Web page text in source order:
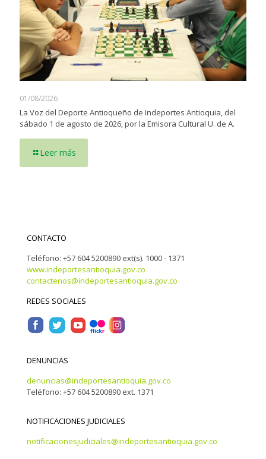
01/08/2026
La Voz del Deporte Antioqueño de Indeportes Antioquia, del
sábado 1 de agosto de 2026, por la Emisora Cultural U. de A.
Leer más
CONTACTO
Teléfono: +57 604 5200890 ext(s). 1000 - 1371
www.indeportesantioquia.gov.co
contactenos@indeportesantioquia.gov.co
REDES SOCIALES
DENUNCIAS
denuncias@indeportesantioquia.gov.co
Teléfono: +57 604 5200890 ext. 1371
NOTIFICACIONES JUDICIALES
notificacionesjudiciales@indeportesantioquia.gov.co